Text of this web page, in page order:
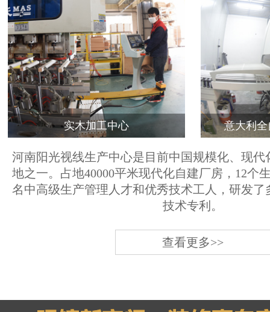
实木加工中心 意大利
河南阳光视线生产中心是目前中国规模化、现代
地之一。占地40000平米现代化自建厂房，12个
名中高级生产管理人才和优秀技术工人，研发了
技术专利。
查看更多>>